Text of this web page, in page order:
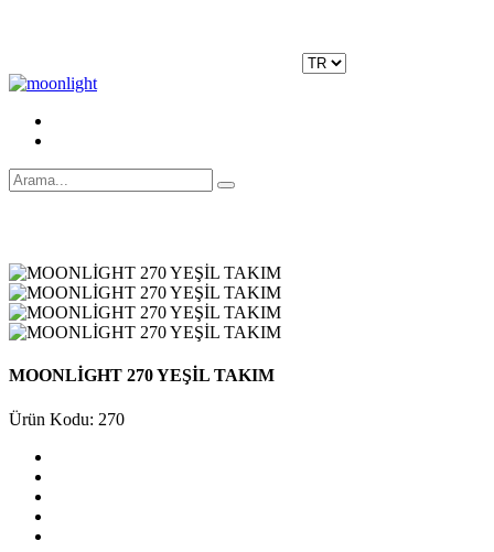
MOONLİGHT 270 YEŞİL TAKIM
Ürün Kodu: 270